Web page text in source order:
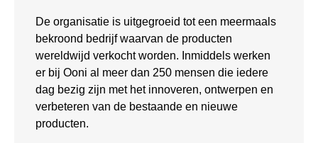
De organisatie is uitgegroeid tot een meermaals
bekroond bedrijf waarvan de producten
wereldwijd verkocht worden. Inmiddels werken
er bij Ooni al meer dan 250 mensen die iedere
dag bezig zijn met het innoveren, ontwerpen en
verbeteren van de bestaande en nieuwe
producten.